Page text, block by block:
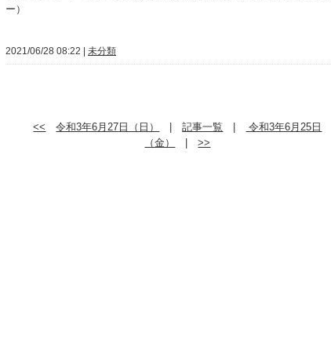
ー）
2021/06/28 08:22 | 未分類
<< 令和3年6月27日（日） |記事一覧
令和3年6月25日
（金）
|>>